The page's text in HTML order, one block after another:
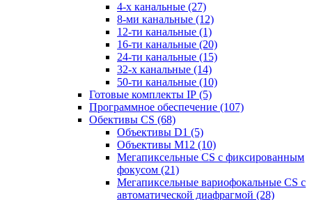
4-х канальные (27)
8-ми канальные (12)
12-ти канальные (1)
16-ти канальные (20)
24-ти канальные (15)
32-х канальные (14)
50-ти канальные (10)
Готовые комплекты IP (5)
Программное обеспечение (107)
Обективы CS (68)
Объективы D1 (5)
Объективы M12 (10)
Мегапиксельные CS c фиксированным
фокусом (21)
Мегапиксельные вариофокальные CS c
автоматической диафрагмой (28)